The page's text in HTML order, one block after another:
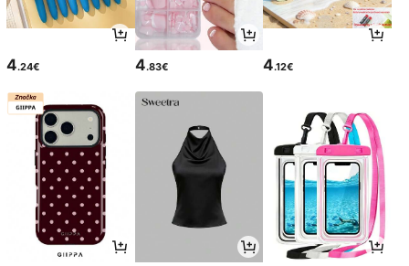
4.24€ 4.83€ 4.12€